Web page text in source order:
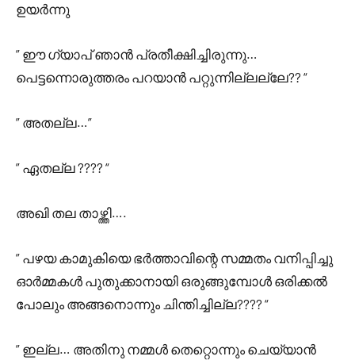
ഉയർന്നു
” ഈ ഗ്യാപ് ഞാൻ പ്രതീക്ഷിച്ചിരുന്നു…
പെട്ടന്നൊരുത്തരം പറയാൻ പറ്റുന്നില്ലല്ലേ?? “
” അതല്ല…”
” ഏതല്ല ???? “
അഖി തല താഴ്ത്തി….
” പഴയ കാമുകിയെ ഭർത്താവിന്റെ സമ്മതം വനിപ്പിച്ചു
ഓർമ്മകൾ പുതുക്കാനായി ഒരുങ്ങുമ്പോൾ ഒരിക്കൽ
പോലും അങ്ങനൊന്നും ചിന്തിച്ചില്ല???? “
” ഇല്ല… അതിനു നമ്മൾ തെറ്റൊന്നും ചെയ്യാൻ